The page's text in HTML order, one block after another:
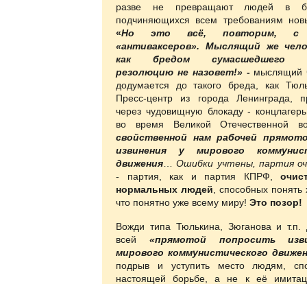
разве не превращают людей в
подчиняющихся всем требованиям
«Но это всё, повторим, с
«антиваксеров». Мыслящий же
как бредом сумасшедшего
резолюцию не назовет!» - мыслящий
додумается до такого бреда, как
Пресс-центр из города Ленинграда,
через чудовищную блокаду -
во время Великой Отечественной
свойственной нам рабочей
извинения у мирового
движения …Ошибки учтены, партия
- партия, как и партия КПРФ,
нормальных людей , способных
что понятно уже всему миру! Это позор!
Вожди типа Тюлькина, Зюганова и т.п.
всей «прямотой попросить
мирового коммунистического
подрыв и уступить место людям,
настоящей борьбе, а не к её